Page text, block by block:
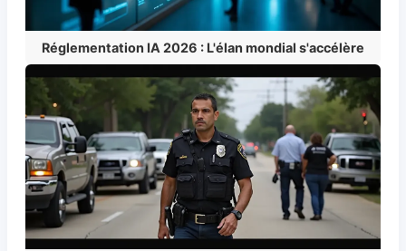
Réglementation IA 2026 : L'élan mondial s'accélère